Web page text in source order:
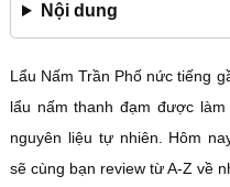
Nội dung
Lẩu Nấm Trần Phố nức tiếng
lẩu nấm thanh đạm được
nguyên liệu tự nhiên. Hôm
sẽ cùng bạn review từ A-Z về